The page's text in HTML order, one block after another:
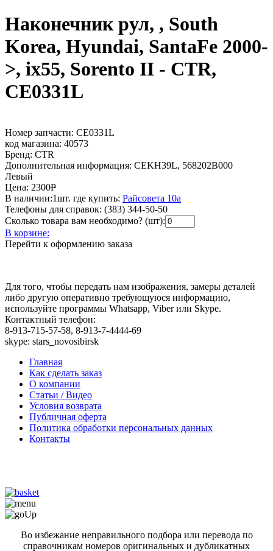
Наконечник рул, , South
Korea, Hyundai, SantaFe 2000-
>, ix55, Sorento II - CTR,
CE0331L
Номер запчасти: CE0331L
код магазина: 40573
Бренд: CTR
Дополнительная информация: CEKH39L, 568202B000
Левый
Цена: 2300Р
В наличии:1шт. где купить: Райсовета 10а
Телефоны для справок: (383) 344-50-50
Сколько товара вам необходимо? (шт):
В корзине:
Перейти к оформлению заказа
Для того, чтобы передать нам изображения, замеры деталей
либо другую оперативно требующуюся информацию,
используйте программы Whatsapp, Viber или Skype.
Контактный телефон:
8-913-715-57-58, 8-913-7-4444-69
skype: stars_novosibirsk
Главная
Как сделать заказ
О компании
Статьи / Видео
Условия возврата
Публичная оферта
Политика обработки персональных данных
Контакты
Во избежание неправильного подбора или перевода по
справочникам номеров оригинальных и дубликатных